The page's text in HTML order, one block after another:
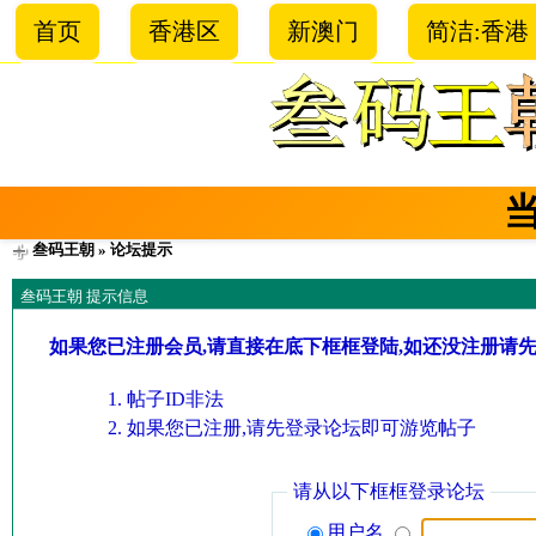
首页 香港区 新澳门 简洁:香港
叁码王朝 » 论坛提示
叁码王朝 提示信息
如果您已注册会员,请直接在底下框框登陆,如还没注册请
帖子ID非法
如果您已注册,请先登录论坛即可游览帖子
请从以下框框登录论坛
用户名